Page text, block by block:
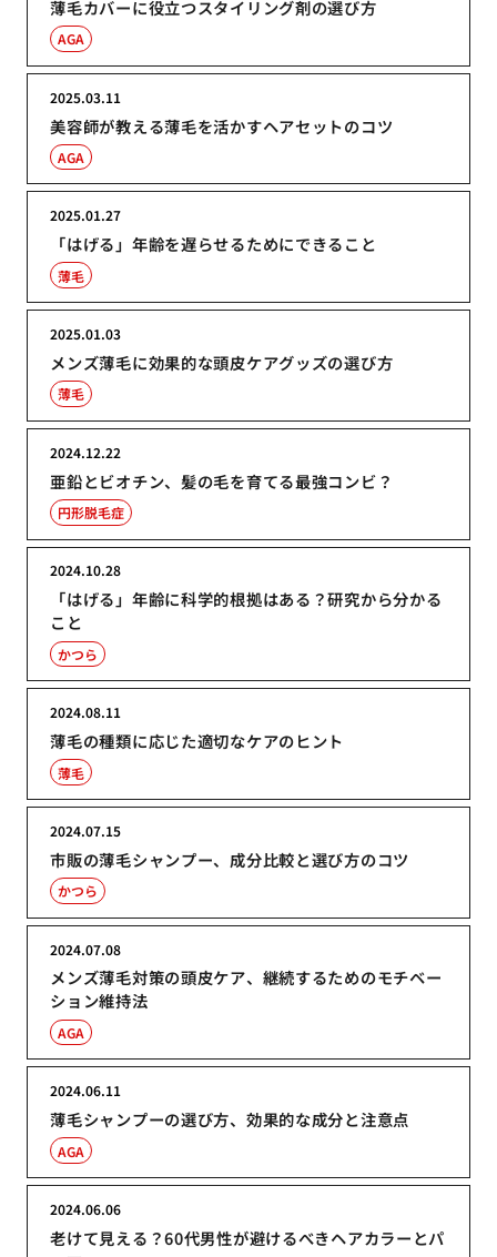
薄毛カバーに役立つスタイリング剤の選び方
AGA
美容師が教える薄毛を活かすヘアセットのコツ
2025.03.11
AGA
「はげる」年齢を遅らせるためにできること
2025.01.27
薄毛
メンズ薄毛に効果的な頭皮ケアグッズの選び方
2025.01.03
薄毛
亜鉛とビオチン、髪の毛を育てる最強コンビ？
2024.12.22
円形脱毛症
「はげる」年齢に科学的根拠はある？研究から分かる
こと
2024.10.28
かつら
薄毛の種類に応じた適切なケアのヒント
2024.08.11
薄毛
市販の薄毛シャンプー、成分比較と選び方のコツ
2024.07.15
かつら
メンズ薄毛対策の頭皮ケア、継続するためのモチベー
ション維持法
2024.07.08
AGA
薄毛シャンプーの選び方、効果的な成分と注意点
2024.06.11
AGA
老けて見える？60代男性が避けるべきヘアカラーとパ
2024.06.06